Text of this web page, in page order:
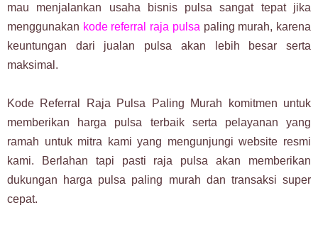
mau menjalankan usaha bisnis pulsa sangat tepat jika
menggunakan kode referral raja pulsa paling murah, karena
keuntungan dari jualan pulsa akan lebih besar serta
maksimal.
Kode Referral Raja Pulsa Paling Murah komitmen untuk
memberikan harga pulsa terbaik serta pelayanan yang
ramah untuk mitra kami yang mengunjungi website resmi
kami. Berlahan tapi pasti raja pulsa akan memberikan
dukungan harga pulsa paling murah dan transaksi super
cepat.